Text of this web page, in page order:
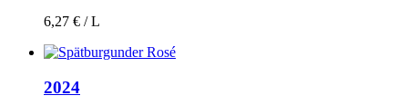
6,27 € / L
2024